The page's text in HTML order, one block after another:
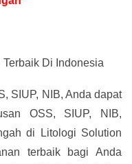
Di Indonesia
SIUP, NIB, Anda dapat
OSS, SIUP, NIB,
di Litologi Solution
terbaik bagi Anda